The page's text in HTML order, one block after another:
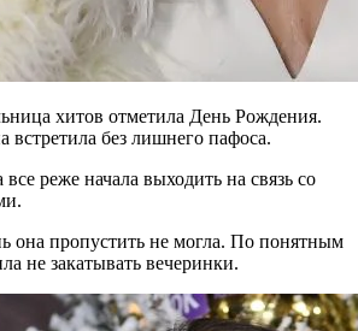
хитов отметила День Рождения.
встретила без лишнего пафоса.
реже начала выходить на связь со
она пропустить не могла. По понятным
не закатывать вечеринки.